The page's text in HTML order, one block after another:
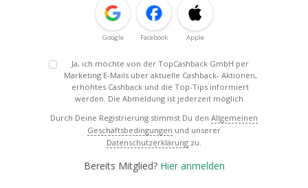
Google Facebook Apple
Ja, ich möchte von der TopCashback GmbH per
Marketing E-Mails über aktuelle Cashback- Aktionen,
erhöhtes Cashback und die Top-Tips informiert
werden. Die Abmeldung ist jederzeit möglich.
Durch Deine Registrierung stimmst Du den Allgemeinen
Geschäftsbedingungen und unserer
Datenschutzerklärung zu.
Bereits Mitglied? Hier anmelden